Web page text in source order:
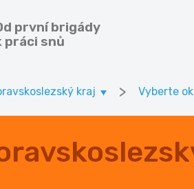
první brigády
práci snů
kraj > Vyberte